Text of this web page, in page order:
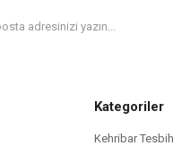
Kategoriler
Kehribar